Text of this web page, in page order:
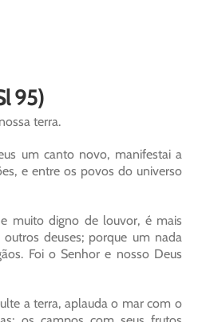
95)
terra.
um canto novo, manifestai a
e entre os povos do universo
muito digno de louvor, é mais
deuses; porque um nada
Foi o Senhor e nosso Deus
a terra, aplauda o mar com o